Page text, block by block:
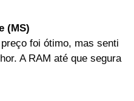
(MS)
foi ótimo, mas senti
A RAM até que segura